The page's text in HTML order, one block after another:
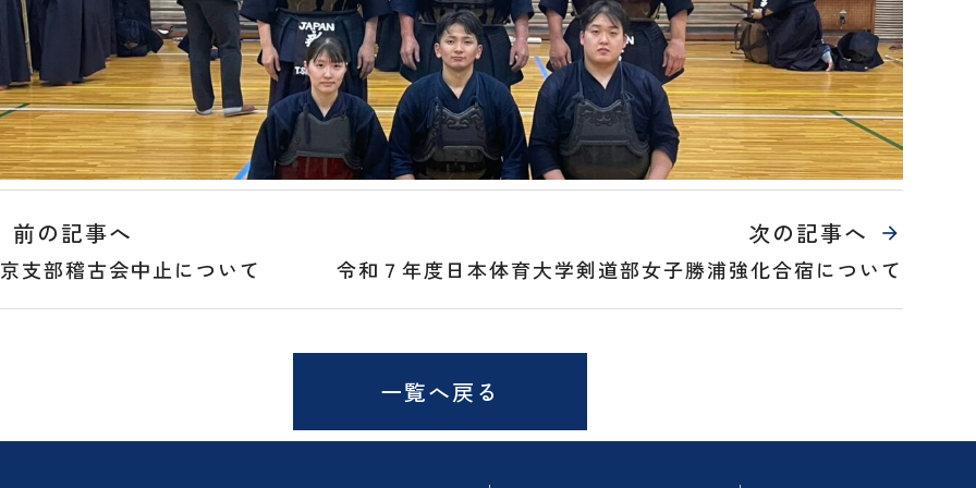
前の記事へ
支部稽古会中止について
次の記事へ
令和７年度日本体育大学剣道部女子勝浦強化合宿について
一覧へ戻る